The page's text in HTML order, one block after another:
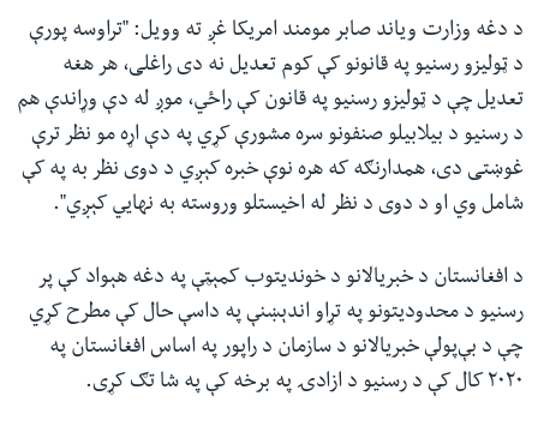
د دغه وزارت ویاند صابر مومند امریکا غږ ته وویل: "تراوسه پورې
د ټولیزو رسنیو په قانونو کې کوم تعدیل نه دی راغلی، هر هغه
تعدیل چې د ټولیزو رسنیو په قانون کې راځي، موږ له دې وړاندې هم
د رسنیو د بیلابیلو صنفونو سره مشورې کړي په دې اړه مو نظر ترې
غوښتی دی، همدارنګه که هره نوې خبره کېږي د دوی نظر به په کې
شامل وي او د دوی د نظر له اخیستلو وروسته به نهايي کېږي".
د افغانستان د خبریالانو د خوندیتوب کمېټې په دغه هېواد کې پر
رسنیو د محدودیتونو په تړاو اندېښنې په داسې حال کې مطرح کړي
چې د بې‌پولې خبریالانو د سازمان د راپور په اساس افغانستان په
۲۰۲۰ کال کې د رسنیو د ازادۍ په برخه کې په شا تګ کړی.